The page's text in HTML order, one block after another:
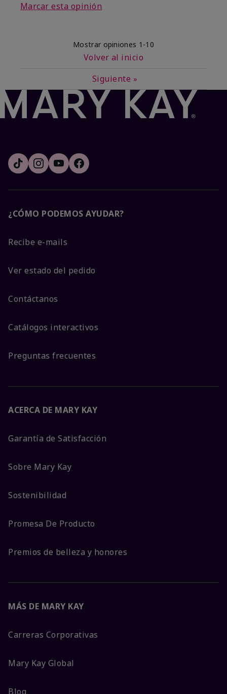
Marcar esta opinión
Mostrar opiniones 1-10
Volver al inicio
Siguiente »
¿CÓMO PODEMOS AYUDAR?
Recibe e-mails
Ver estado del pedido
Contáctanos
Catálogos interactivos
Preguntas frecuentes
ACERCA DE MARY KAY
Garantía de Satisfacción
Sobre Mary Kay
Sostenibilidad
Promesa De Producto
Premios de belleza y honores
MÁS DE MARY KAY
Carreras Corporativas
Mary Kay Global
Blog